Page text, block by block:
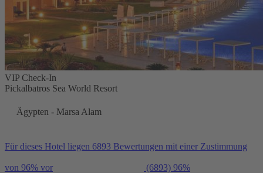
VIP Check-In
Pickalbatros Sea World Resort
Ägypten - Marsa Alam
Für dieses Hotel liegen 6893 Bewertungen mit einer Zustimmung
von 96% vor (6893) 96%